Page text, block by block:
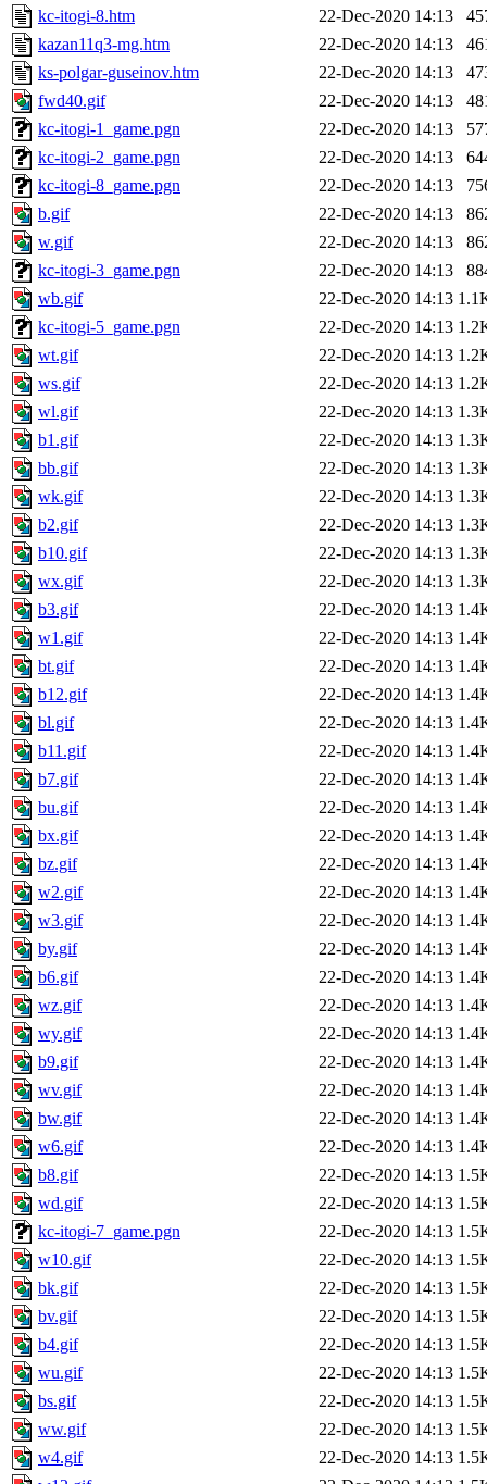
kc-itogi-8.htm
22-Dec-2020 14:13
kazan11q3-mg.htm
22-Dec-2020 14:13
ks-polgar-guseinov.htm
22-Dec-2020 14:13
fwd40.gif
22-Dec-2020 14:13
kc-itogi-1_game.pgn
22-Dec-2020 14:13
kc-itogi-2_game.pgn
22-Dec-2020 14:13
kc-itogi-8_game.pgn
22-Dec-2020 14:13
b.gif
22-Dec-2020 14:13
w.gif
22-Dec-2020 14:13
kc-itogi-3_game.pgn
22-Dec-2020 14:13
wb.gif
22-Dec-2020 14:13
kc-itogi-5_game.pgn
22-Dec-2020 14:13
wt.gif
22-Dec-2020 14:13
ws.gif
22-Dec-2020 14:13
wl.gif
22-Dec-2020 14:13
b1.gif
22-Dec-2020 14:13
bb.gif
22-Dec-2020 14:13
wk.gif
22-Dec-2020 14:13
b2.gif
22-Dec-2020 14:13
b10.gif
22-Dec-2020 14:13
wx.gif
22-Dec-2020 14:13
b3.gif
22-Dec-2020 14:13
w1.gif
22-Dec-2020 14:13
bt.gif
22-Dec-2020 14:13
b12.gif
22-Dec-2020 14:13
bl.gif
22-Dec-2020 14:13
b11.gif
22-Dec-2020 14:13
b7.gif
22-Dec-2020 14:13
bu.gif
22-Dec-2020 14:13
bx.gif
22-Dec-2020 14:13
bz.gif
22-Dec-2020 14:13
w2.gif
22-Dec-2020 14:13
w3.gif
22-Dec-2020 14:13
by.gif
22-Dec-2020 14:13
b6.gif
22-Dec-2020 14:13
wz.gif
22-Dec-2020 14:13
wy.gif
22-Dec-2020 14:13
b9.gif
22-Dec-2020 14:13
wv.gif
22-Dec-2020 14:13
bw.gif
22-Dec-2020 14:13
w6.gif
22-Dec-2020 14:13
b8.gif
22-Dec-2020 14:13
wd.gif
22-Dec-2020 14:13
kc-itogi-7_game.pgn
22-Dec-2020 14:13
w10.gif
22-Dec-2020 14:13
bk.gif
22-Dec-2020 14:13
bv.gif
22-Dec-2020 14:13
b4.gif
22-Dec-2020 14:13
wu.gif
22-Dec-2020 14:13
bs.gif
22-Dec-2020 14:13
ww.gif
22-Dec-2020 14:13
w4.gif
22-Dec-2020 14:13